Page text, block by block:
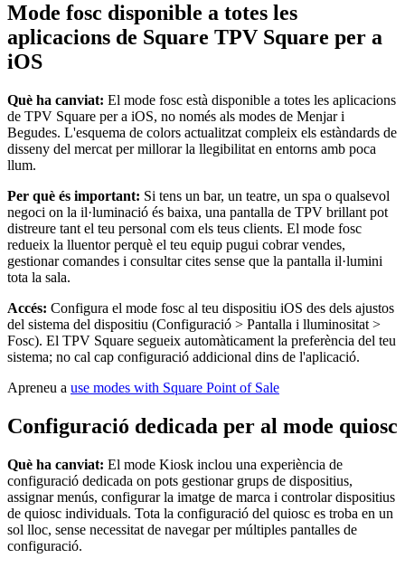
Mode fosc disponible a totes les
aplicacions de Square TPV Square per a
iOS
Què ha canviat: El mode fosc està disponible a totes les aplicacions
de TPV Square per a iOS, no només als modes de Menjar i
Begudes. L'esquema de colors actualitzat compleix els estàndards de
disseny del mercat per millorar la llegibilitat en entorns amb poca
llum.
Per què és important: Si tens un bar, un teatre, un spa o qualsevol
negoci on la il·luminació és baixa, una pantalla de TPV brillant pot
distreure tant el teu personal com els teus clients. El mode fosc
redueix la lluentor perquè el teu equip pugui cobrar vendes,
gestionar comandes i consultar cites sense que la pantalla il·lumini
tota la sala.
Accés: Configura el mode fosc al teu dispositiu iOS des dels ajustos
del sistema del dispositiu (Configuració > Pantalla i lluminositat >
Fosc). El TPV Square segueix automàticament la preferència del teu
sistema; no cal cap configuració addicional dins de l'aplicació.
Apreneu a use modes with Square Point of Sale
Configuració dedicada per al mode quiosc
Què ha canviat: El mode Kiosk inclou una experiència de
configuració dedicada on pots gestionar grups de dispositius,
assignar menús, configurar la imatge de marca i controlar dispositius
de quiosc individuals. Tota la configuració del quiosc es troba en un
sol lloc, sense necessitat de navegar per múltiples pantalles de
configuració.